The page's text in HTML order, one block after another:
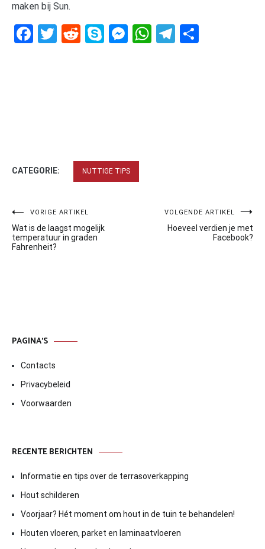
maken bij Sun.
Facebook
Twitter
RedditSkypeMessenger
WhatsApp
Telegram
CATEGORIE: NUTTIGE TIPS
Bericht
navigatie
VORIGE ARTIKEL
Wat is de laagst mogelijk
temperatuur in graden
Fahrenheit?
VOLGENDE ARTIKEL
Hoeveel verdien je met
Facebook?
PAGINA’S
Contacts
Privacybeleid
Voorwaarden
RECENTE BERICHTEN
Informatie en tips over de terrasoverkapping
Hout schilderen
Voorjaar? Hét moment om hout in de tuin te behandelen!
Houten vloeren, parket en laminaatvloeren